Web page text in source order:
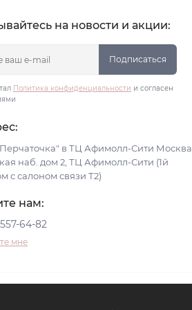
на новости и акции:
Подписаться
Политика конфиденциальности и согласен
в ТЦ Афимолл-Сити Москва,
наб. дом 2, ТЦ Афимолл-Сити (1й
с салоном связи Т2)
нам:
64-82
мне